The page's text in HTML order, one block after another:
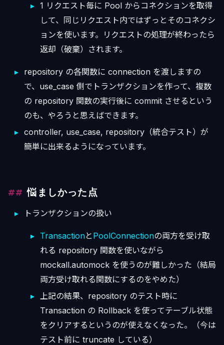
1 リクエスト毎に Pool からコネクションを取得
して、同じリクエスト内ではずっとそのコネクシ
ョンを使います。リクエストの処理が終わったら
返却（破棄）されます。
repository の各関数に connection を渡しますの
で、use_case 側でトランザクションを作って、複数
の repository 関数の実行後に commit させるという
のも、やろうと思えばできます。
controller, use_case, repository（統合テスト）が
簡単に出来るようになっています。
悩ましかった点
トランザクションの扱い
Transactionと PoolConnectionの両方を受け取
れる repository 関数を使いながら
mockall.automock を使うのが難しかった（結局
両方受け取れる関数にするのをやめた）
上記の結果、repository のテスト時に
Transaction の Rollback を使ってテーブル状態
をクリアするというのが使えなくなった。（今は
テスト前に truncate している）